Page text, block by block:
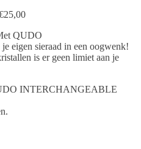
25,00
QUDO
eigen sieraad in een oogwenk!
is er geen limiet aan je
INTERCHANGEABLE